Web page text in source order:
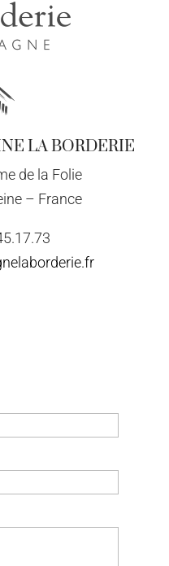
LA BORDERIE
de la Folie
– France